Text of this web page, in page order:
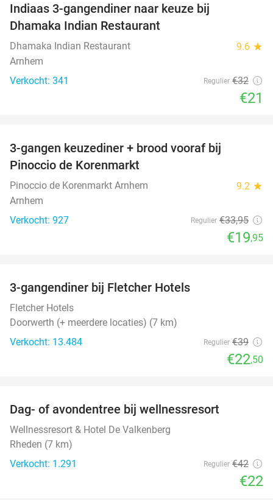
Indiaas 3-gangendiner naar keuze bij
Dhamaka Indian Restaurant
Dhamaka Indian Restaurant 9.6 star
Arnhem
Verkocht: 341
Regulier €32
€21
3-gangen keuzediner + brood vooraf bij
Pinoccio de Korenmarkt
Pinoccio de Korenmarkt Arnhem 9.2 star
Arnhem
Verkocht: 927
Regulier €33,95
€19,95
3-gangendiner bij Fletcher Hotels
Fletcher Hotels
Doorwerth (+ meerdere locaties) (7 km)
Verkocht: 13.484
Regulier €39
€22,50
Dag- of avondentree bij wellnessresort
Wellnessresort & Hotel De Valkenberg
Rheden (7 km)
Verkocht: 1.291
Regulier €42
€22